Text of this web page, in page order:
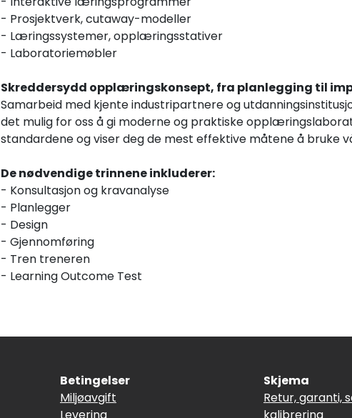
- Prosjektverk, cutaway-modeller
- Læringssystemer, opplæringsstativer
- Laboratoriemøbler
Skreddersydd opplæringskonsept, fra planlegging til
Samarbeid med kjente industripartnere og
det mulig for oss å gi moderne og praktiske
standardene og viser deg de mest effektive måtene å bruke
De nødvendige trinnene inkluderer:
- Konsultasjon og kravanalyse
- Planlegger
- Design
- Gjennomføring
- Tren treneren
- Learning Outcome Test
Betingelser
Miljøavgift
Skjema
Retur, garanti,